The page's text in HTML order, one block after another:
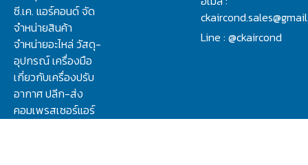
ซี.เค. แอร์คอนด์ จัด
จำหน่ายสินค้า
จำหน่ายอะไหล่ วัสดุ-
อุปกรณ์ เครื่องมือ
เกี่ยวกับเครื่องปรับ
อากาศ ปลีก-ส่ง
คอมเพรสเซอร์แอร์
Line : @ckaircond